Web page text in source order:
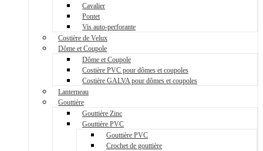
Cavalier
Pontet
Vis auto-perforante
Costière de Velux
Dôme et Coupole
Dôme et Coupole
Costière PVC pour dômes et coupoles
Costière GALVA pour dômes et coupoles
Lanterneau
Gouttière
Gouttière Zinc
Gouttière PVC
Gouttière PVC
Crochet de gouttière